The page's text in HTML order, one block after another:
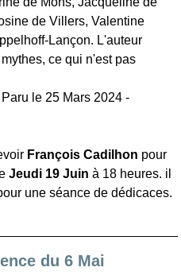
de Villers, Valentine
Lançon. L'auteur
ce qui n'est pas
le 25 Mars 2024 -
François Cadilhon pour
Jeudi 19 Juin à 18 heures. il
une séance de dédicaces.
du 6 Mai